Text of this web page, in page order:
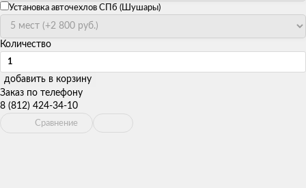
Установка авточехлов СПб (Шушары)
Количество
добавить в корзину
Заказ по телефону
8 (812) 424-34-10
Сравнение